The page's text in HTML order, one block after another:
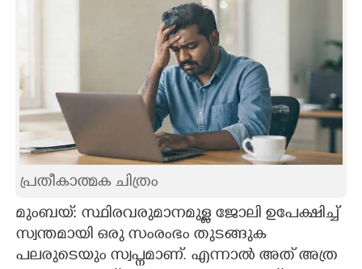
ASTRO
പ്രതീകാത്മക ചിത്രം
മുംബയ്: സ്ഥിരവരുമാനമുള്ള ജോലി ഉപേക്ഷിച്ച്
സ്വന്തമായി ഒരു സംരംഭം തുടങ്ങുക
പലരുടെയും സ്വപ്നമാണ്. എന്നാൽ അത് അത്ര